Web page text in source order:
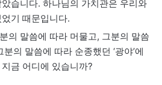
습니다. 하나님의 가치관은 우리와
기 때문입니다.
의 말씀에 따라 머물고, 그분의 말씀
의 말씀에 따라 순종했던 ‘광야’에
금 어디에 있습니까?